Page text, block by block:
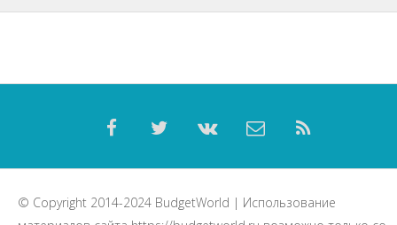
© Copyright 2014-2024 BudgetWorld | Использование